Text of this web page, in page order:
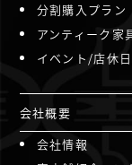
分割購入プラン
アンティーク家
イベント/店休
会社概要
会社情報